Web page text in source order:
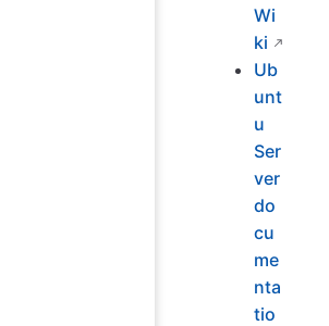
Wi
ki
Ub
unt
u
Ser
ver
do
cu
me
nta
tio